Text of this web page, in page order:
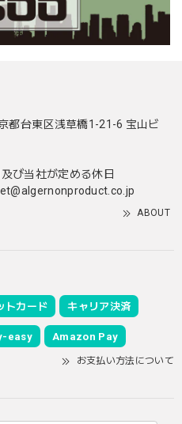
都台東区浅草橋1-21-6 宝山ビ
び当社が定める休日
ABOUT
トカード キャリア決済
easy Amazon Pay
お支払い方法について